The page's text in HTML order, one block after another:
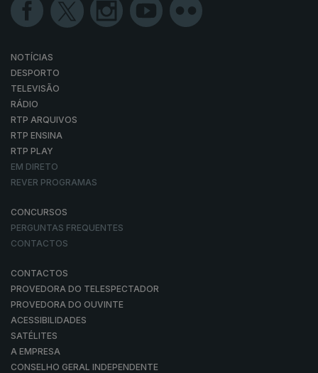
NOTÍCIAS
DESPORTO
TELEVISÃO
RÁDIO
RTP ARQUIVOS
RTP ENSINA
RTP PLAY
EM DIRETO
REVER PROGRAMAS
CONCURSOS
PERGUNTAS FREQUENTES
CONTACTOS
CONTACTOS
PROVEDORA DO TELESPECTADOR
PROVEDORA DO OUVINTE
ACESSIBILIDADES
SATÉLITES
A EMPRESA
CONSELHO GERAL INDEPENDENTE